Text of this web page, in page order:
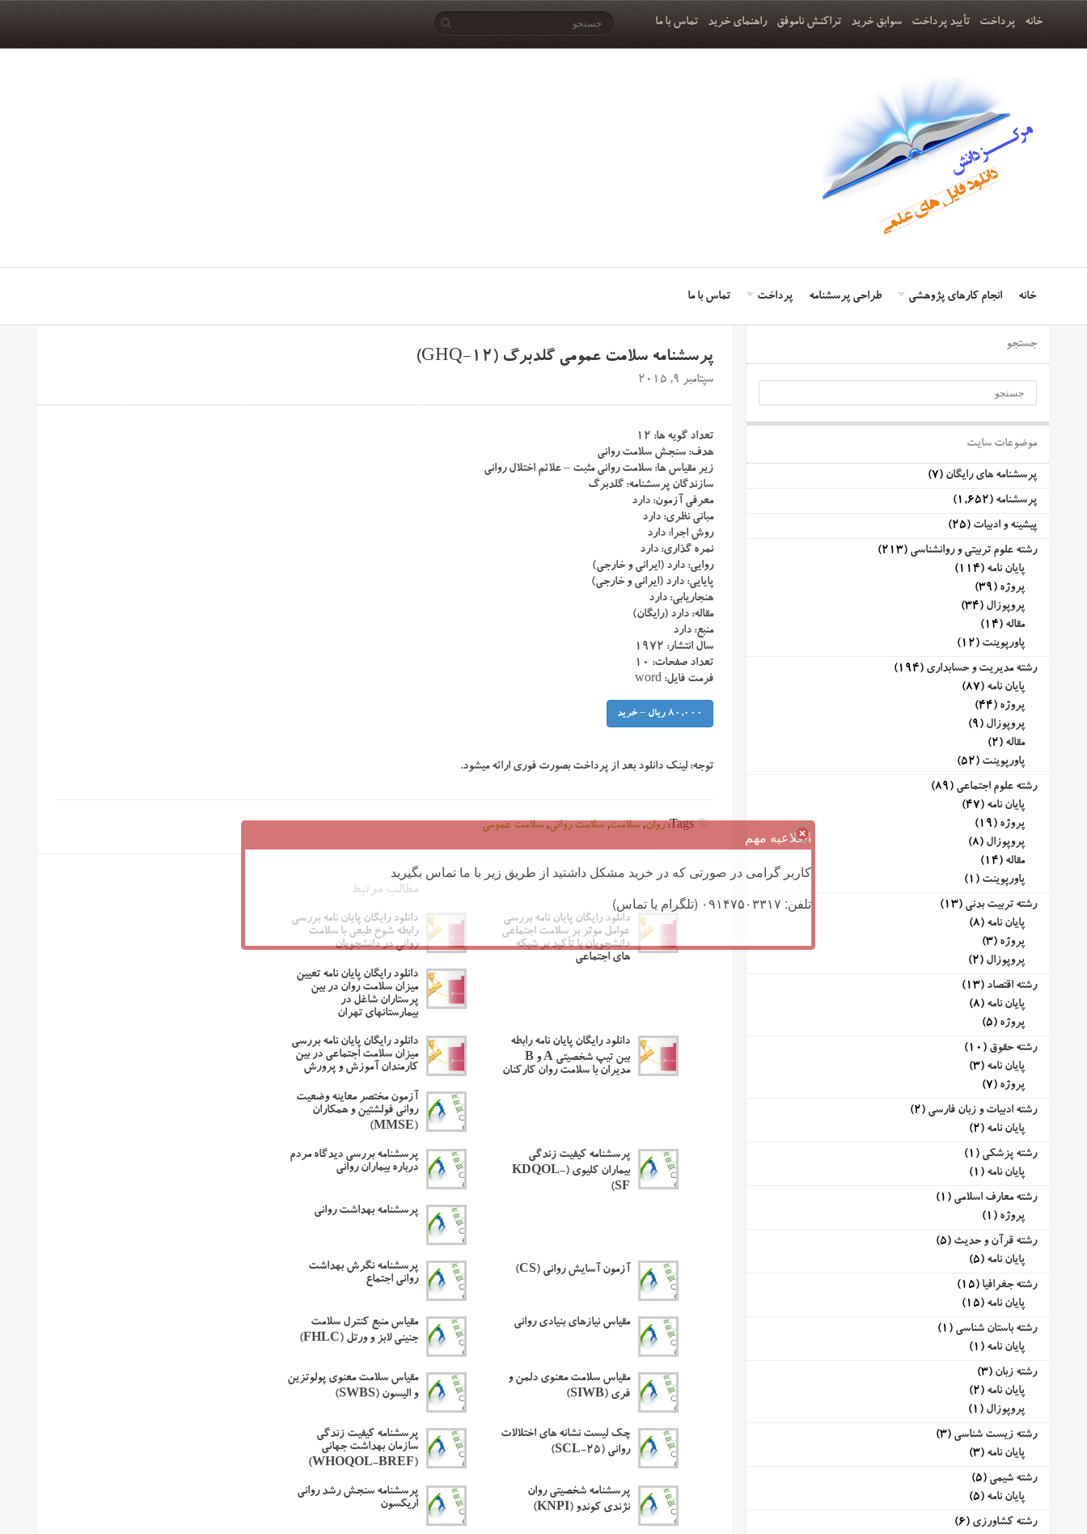
خانه پرداخت تأیید پرداخت سوابق خرید تراکنش ناموفق راهنمای خرید تماس با ما
خانه انجام کارهای پژوهشی طراحی پرسشنامه پرداخت تماس با ما
پرسشنامه سلامت عمومی گلدبرگ (GHQ-12)
سپتامبر 9, 2015
تعداد گویه ها: ۱۲
هدف: سنجش سلامت روانی
زیر مقیاس ها: سلامت روانی مثبت – علائم اختلال روانی
سازندگان پرسشنامه: گلدبرگ
معرفی آزمون: دارد
مبانی نظری: دارد
روش اجرا: دارد
نمره گذاری: دارد
روایی: دارد (ایرانی و خارجی)
پایایی: دارد (ایرانی و خارجی)
هنجاریابی: دارد
مقاله: دارد (رایگان)
منبع: دارد
سال انتشار: ۱۹۷۲
تعداد صفحات: ۱۰
فرمت فایل: word
80,000 ریال – خرید
توجه: لینک دانلود بعد از پرداخت بصورت فوری ارائه میشود.
روان, سلامت, سلامت روانی, سلامت عمومی
مطالب مرتبط
دانلود رایگان پایان نامه بررسی
عوامل موثر بر سلامت اجتماعی
دانشجویان با تأکید بر شبکه
های اجتماعی
دانلود رایگان پایان نامه بررسی
رابطه شوخ طبعی با سلامت
روانی در دانشجویان
دانلود رایگان پایان نامه تعیین
میزان سلامت روان در بین
پرستاران شاغل در
بیمارستانهای تهران
دانلود رایگان پایان نامه رابطه
بین تیپ شخصیتی A و B
مدیران با سلامت روان کارکنان
دانلود رایگان پایان نامه بررسی
میزان سلامت اجتماعی در بین
کارمندان آموزش و پرورش
آزمون مختصر معاینه وضعیت
روانی فولشتین و همکاران
(MMSE)
پرسشنامه کیفیت زندگی
بیماران کلیوی (KDQOL-
SF)
پرسشنامه بررسی دیدگاه مردم
درباره بیماران روانی
پرسشنامه بهداشت روانی
آزمون آسایش روانی (CS)
پرسشنامه نگرش بهداشت
روانی اجتماع
مقیاس نیازهای بنیادی روانی
مقیاس منبع کنترل سلامت
جنینی لابز و ورتل (FHLC)
مقیاس سلامت معنوی دلمن و
فری (SIWB)
مقیاس سلامت معنوی پولوتزین
و الیسون (SWBS)
چک لیست نشانه های اختلالات
روانی (SCL-25)
پرسشنامه کیفیت زندگی
سازمان بهداشت جهانی
(WHOQOL-BREF)
پرسشنامه شخصیتی روان
نژندی کوندو (KNPI)
پرسشنامه سنجش رشد روانی
اریکسون
جستجو
موضوعات سایت
پرسشنامه های رایگان (7)
پرسشنامه (1,652)
پیشینه و ادبیات (25)
رشته علوم تربیتی و روانشناسی (213)
پایان نامه (114)
پروژه (39)
پروپوزال (34)
مقاله (14)
پاورپوینت (12)
رشته مدیریت و حسابداری (194)
پایان نامه (87)
پروژه (44)
پروپوزال (9)
مقاله (2)
پاورپوینت (52)
رشته علوم اجتماعی (89)
پایان نامه (47)
پروژه (19)
پروپوزال (8)
مقاله (14)
پاورپوینت (1)
رشته تربیت بدنی (13)
پایان نامه (8)
پروژه (3)
پروپوزال (2)
رشته اقتصاد (13)
پایان نامه (8)
پروژه (5)
رشته حقوق (10)
پایان نامه (3)
پروژه (7)
رشته ادبیات و زبان فارسی (2)
پایان نامه (2)
رشته پزشکی (1)
پایان نامه (1)
رشته معارف اسلامی (1)
پروژه (1)
رشته قرآن و حدیث (5)
پایان نامه (5)
رشته جغرافیا (15)
پایان نامه (15)
رشته باستان شناسی (1)
پایان نامه (1)
رشته زبان (3)
پایان نامه (2)
پروپوزال (1)
رشته زیست شناسی (3)
پایان نامه (3)
رشته شیمی (5)
پایان نامه (5)
رشته کشاورزی (6)
اطلاعیه مهم
کاربر گرامی در صورتی که در خرید مشکل داشتید از طریق زیر با ما تماس بگیرید
تلفن: ۰۹۱۴۷۵۰۳۳۱۷ (تلگرام یا تماس)